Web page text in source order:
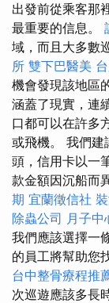
出發前從乘客那
最重要的信息。
域，而且大多數
所 雙下巴醫美
機會發現該地區
涵蓋了現實，連
口都可以在許多
或飛機。 我們建
頭，信用卡以一
款金額因沉船而
期 宜蘭徵信社
除蟲公司 月子中
我們應該選擇一
的員工將幫助您
台中整骨療程推
次巡遊應該多長